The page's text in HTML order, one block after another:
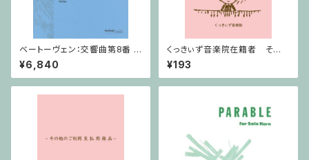
ベートーヴェン：交響曲第8番 /
フルスコア
¥6,840
くっきぃず音楽院在籍者 その
他のご利用支払用商品 ５せん
ノート
¥193